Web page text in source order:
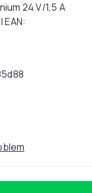
24 V/1,5 A